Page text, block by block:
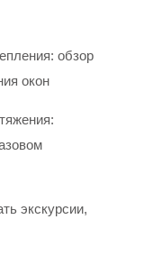
обзор
окон
экскурсии,